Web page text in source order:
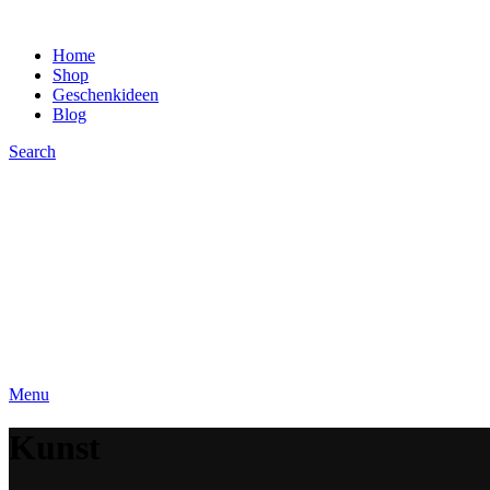
Home
Shop
Geschenkideen
Blog
Search
Menu